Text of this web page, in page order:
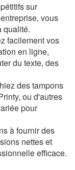
sur
vous
qualité.
facilement vos
en ligne,
du texte, des
des tampons
ou d'autres
pour
à fournir des
nettes et
efficace.